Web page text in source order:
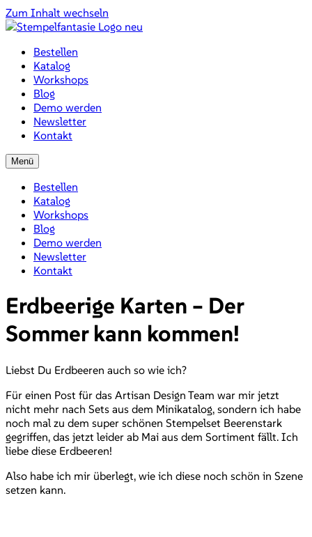
Zum Inhalt wechseln
Bestellen
Katalog
Workshops
Blog
Demo werden
Newsletter
Kontakt
Menü
Bestellen
Katalog
Workshops
Blog
Demo werden
Newsletter
Kontakt
Erdbeerige Karten – Der
Sommer kann kommen!
Liebst Du Erdbeeren auch so wie ich?
Für einen Post für das Artisan Design Team war mir jetzt
nicht mehr nach Sets aus dem Minikatalog, sondern ich habe
noch mal zu dem super schönen Stempelset Beerenstark
gegriffen, das jetzt leider ab Mai aus dem Sortiment fällt. Ich
liebe diese Erdbeeren!
Also habe ich mir überlegt, wie ich diese noch schön in Szene
setzen kann.